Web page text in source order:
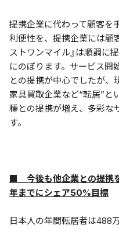
提携企業に代わって顧客を
利便性を、提携企業には顧
ストワンマイル』は順調に
にのぼります。サービス開
との提携が中心でしたが、
家具買取企業など“転居”と
種との提携が増え、多彩な
す。
■ 今後も他企業との提携
年までにシェア50%目標
日本人の年間転居者は488